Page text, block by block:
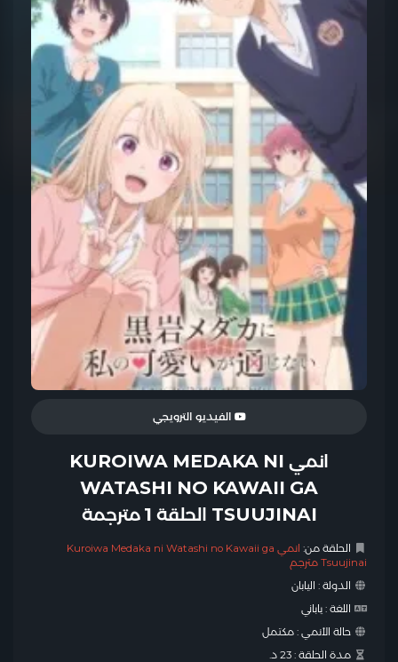
الفيديو الترويجي
انمي KUROIWA MEDAKA NI
WATASHI NO KAWAII GA
TSUUJINAI الحلقة 1 مترجمة
الحلقة من:
انمي Kuroiwa Medaka ni Watashi no Kawaii ga
Tsuujinai مترجم
الدولة : اليابان
اللغة :ياباني
حالة الأنمي :مكتمل
مدة الحلقة :23 د.